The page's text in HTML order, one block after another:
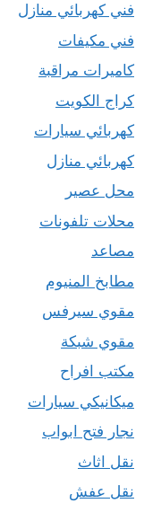
فني كهربائي منازل
فني مكيفات
كاميرات مراقبة
كراج الكويت
كهربائي سيارات
كهربائي منازل
محل عصير
محلات تلفونات
مصاعد
مطابخ المنيوم
مقوي سيرفس
مقوي شبكة
مكتب افراح
ميكانيكي سيارات
نجار فتح ابواب
نقل اثاث
نقل عفش